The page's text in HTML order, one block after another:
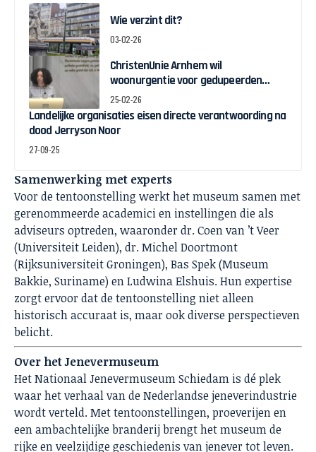
Wie verzint dit?
03-02-26
ChristenUnie Arnhem wil
woonurgentie voor gedupeerden
toeslagenschandaal
25-02-26
Landelijke organisaties eisen directe verantwoording na
dood Jerryson Noor
27-09-25
Samenwerking met experts
Voor de tentoonstelling werkt het museum samen met
gerenommeerde academici en instellingen die als
adviseurs optreden, waaronder dr. Coen van ’t Veer
(Universiteit Leiden), dr. Michel Doortmont
(Rijksuniversiteit Groningen), Bas Spek (Museum
Bakkie, Suriname) en Ludwina Elshuis. Hun expertise
zorgt ervoor dat de tentoonstelling niet alleen
historisch accuraat is, maar ook diverse perspectieven
belicht.
Over het Jenevermuseum
Het Nationaal Jenevermuseum Schiedam is dé plek
waar het verhaal van de Nederlandse jeneverindustrie
wordt verteld. Met tentoonstellingen, proeverijen en
een ambachtelijke branderij brengt het museum de
rijke en veelzijdige geschiedenis van jenever tot leven.